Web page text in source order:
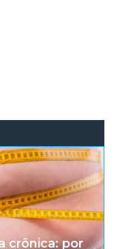
crônica: por